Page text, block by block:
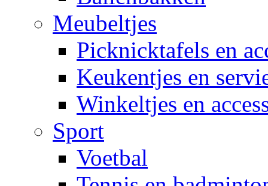
Meubeltjes
Picknicktafels en
Keukentjes en
Winkeltjes en
Sport
Voetbal